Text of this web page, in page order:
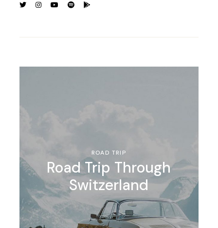
ROAD TRIP
Road Trip Through
Switzerland